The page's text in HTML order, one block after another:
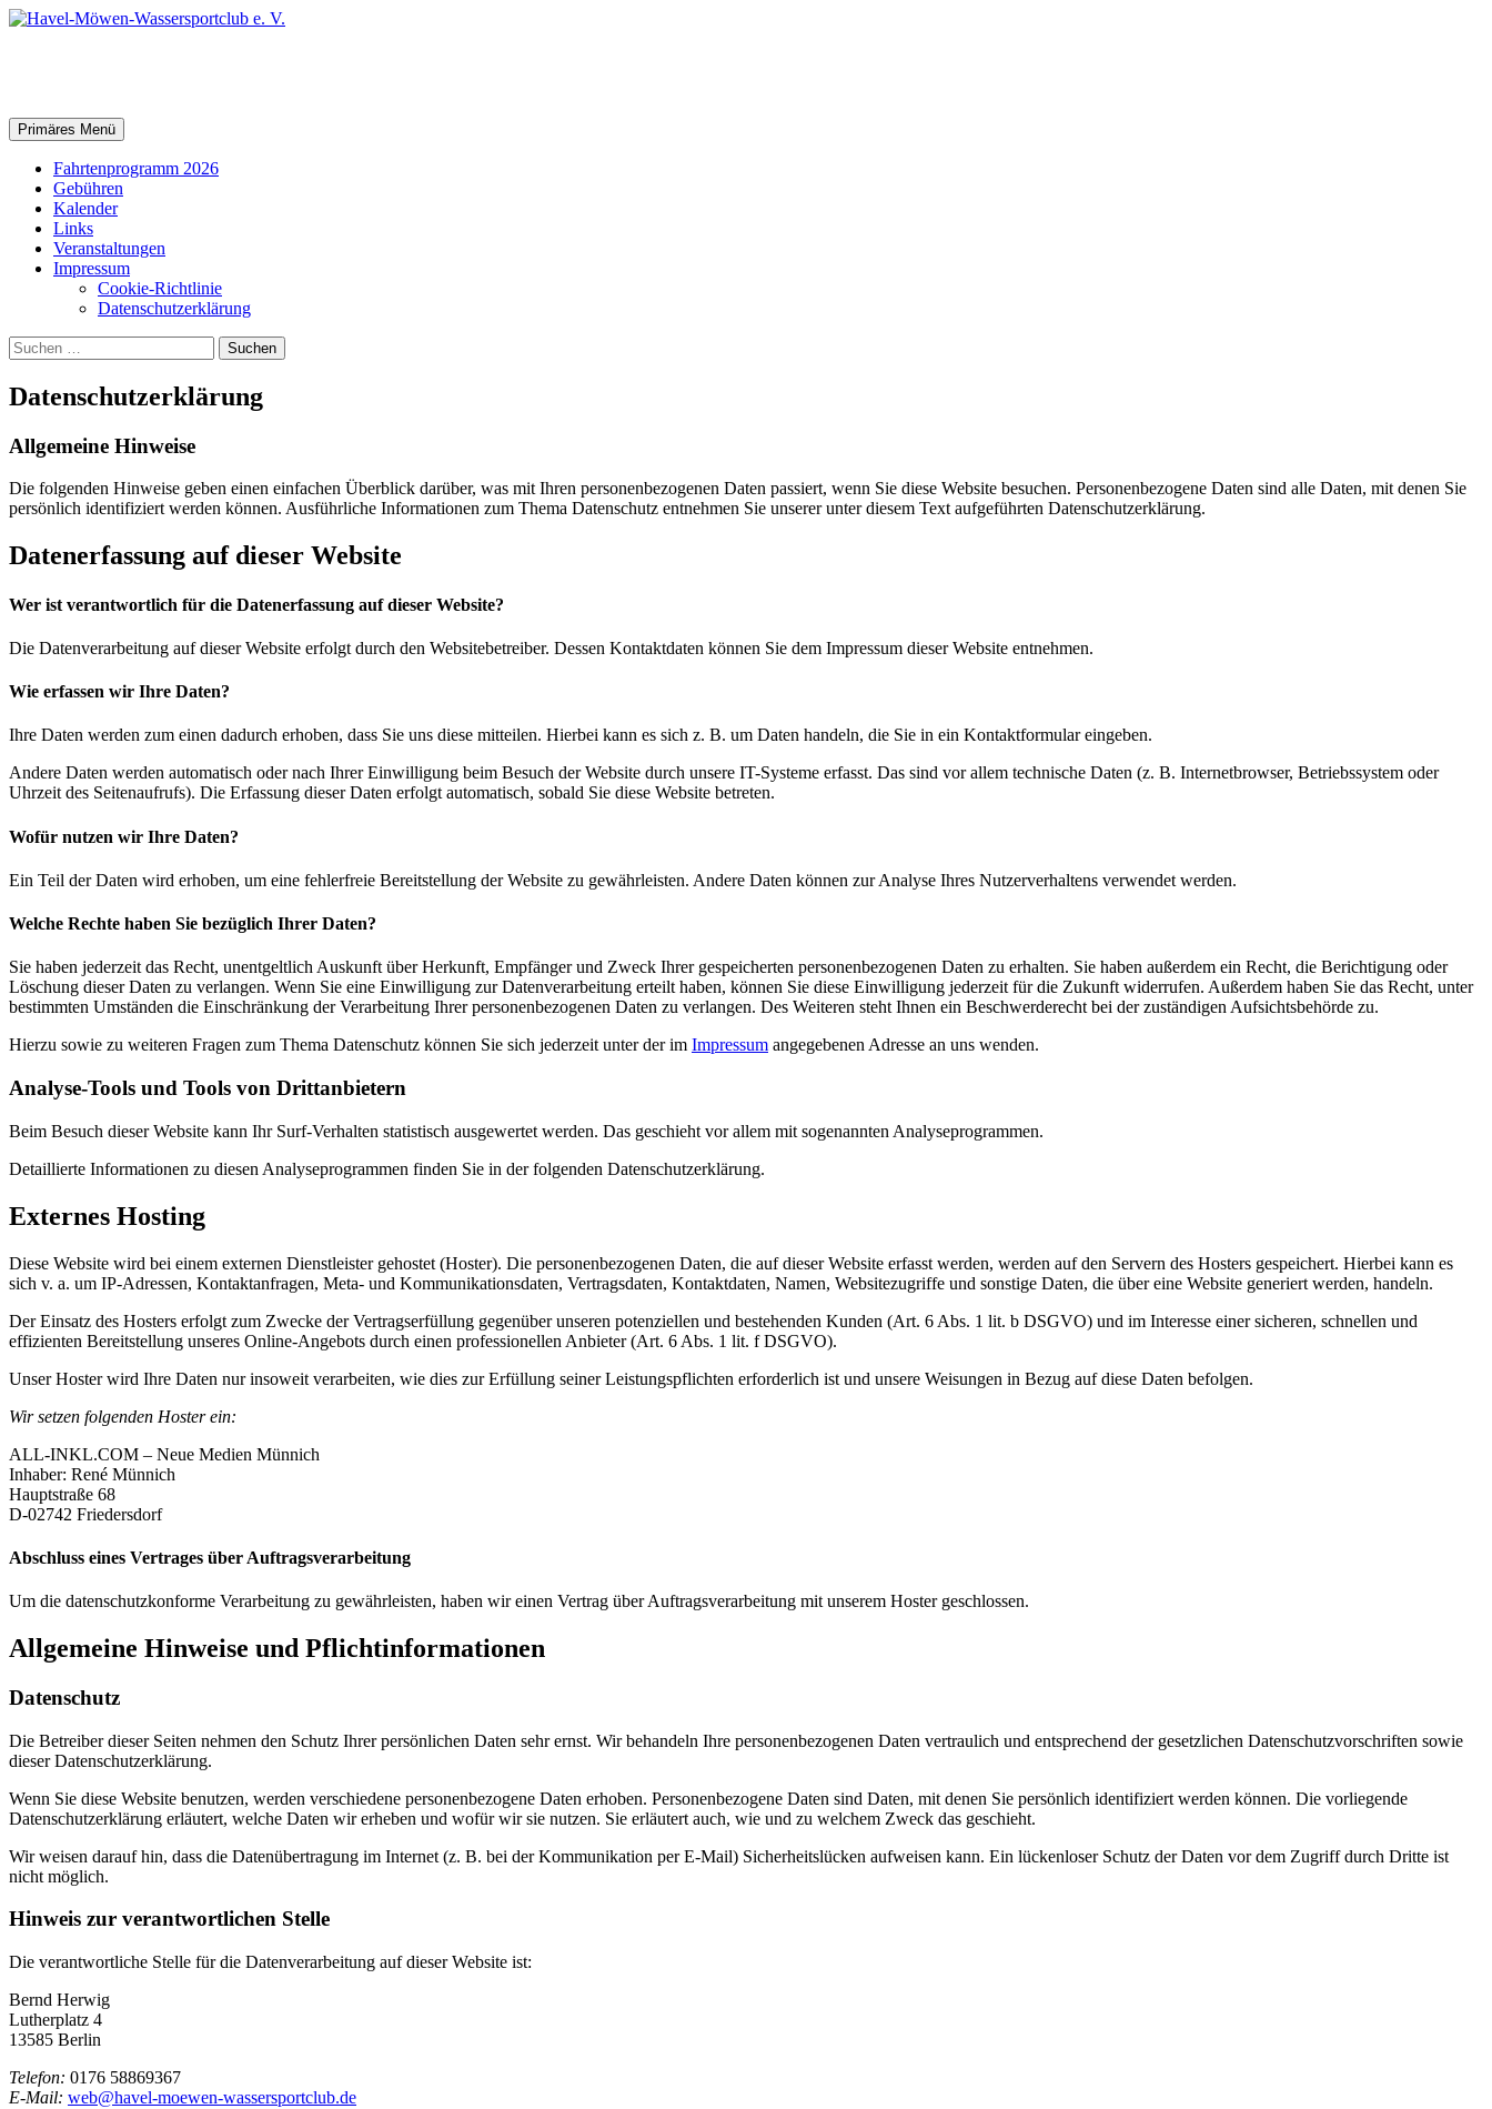
Zum
Suchen
Primäres Menü
Fahrtenprogramm 2026
Gebühren
Kalender
Links
Veranstaltungen
Impressum
Cookie-Richtlinie
Datenschutz­erklärung
Suchen
nach:
Datenschutz­erklärung
Allgemeine Hinweise
Die folgenden Hinweise geben einen einfachen Überblick darüber, was mit Ihren personenbezogenen Daten passiert, wenn Sie diese Website besuchen. Personenbezogene Daten sind alle Daten, mit denen Sie
persönlich identifiziert werden können. Ausführliche Informationen zum Thema Datenschutz entnehmen Sie unserer unter diesem Text aufgeführten Datenschutzerklärung.
Datenerfassung auf dieser Website
Wer ist verantwortlich für die Datenerfassung auf dieser Website?
Die Datenverarbeitung auf dieser Website erfolgt durch den Websitebetreiber. Dessen Kontaktdaten können Sie dem Impressum dieser Website entnehmen.
Wie erfassen wir Ihre Daten?
Ihre Daten werden zum einen dadurch erhoben, dass Sie uns diese mitteilen. Hierbei kann es sich z. B. um Daten handeln, die Sie in ein Kontaktformular eingeben.
Andere Daten werden automatisch oder nach Ihrer Einwilligung beim Besuch der Website durch unsere IT-Systeme erfasst. Das sind vor allem technische Daten (z. B. Internetbrowser, Betriebssystem oder
Uhrzeit des Seitenaufrufs). Die Erfassung dieser Daten erfolgt automatisch, sobald Sie diese Website betreten.
Wofür nutzen wir Ihre Daten?
Ein Teil der Daten wird erhoben, um eine fehlerfreie Bereitstellung der Website zu gewährleisten. Andere Daten können zur Analyse Ihres Nutzerverhaltens verwendet werden.
Welche Rechte haben Sie bezüglich Ihrer Daten?
Sie haben jederzeit das Recht, unentgeltlich Auskunft über Herkunft, Empfänger und Zweck Ihrer gespeicherten personenbezogenen Daten zu erhalten. Sie haben außerdem ein Recht, die Berichtigung oder
Löschung dieser Daten zu verlangen. Wenn Sie eine Einwilligung zur Datenverarbeitung erteilt haben, können Sie diese Einwilligung jederzeit für die Zukunft widerrufen. Außerdem haben Sie das Recht, unter
bestimmten Umständen die Einschränkung der Verarbeitung Ihrer personenbezogenen Daten zu verlangen. Des Weiteren steht Ihnen ein Beschwerderecht bei der zuständigen Aufsichtsbehörde zu.
Hierzu sowie zu weiteren Fragen zum Thema Datenschutz können Sie sich jederzeit unter der im Impressum angegebenen Adresse an uns wenden.
Analyse-Tools und Tools von Dritt­anbietern
Beim Besuch dieser Website kann Ihr Surf-Verhalten statistisch ausgewertet werden. Das geschieht vor allem mit sogenannten Analyseprogrammen.
Detaillierte Informationen zu diesen Analyseprogrammen finden Sie in der folgenden Datenschutzerklärung.
Externes Hosting
Diese Website wird bei einem externen Dienstleister gehostet (Hoster). Die personenbezogenen Daten, die auf dieser Website erfasst werden, werden auf den Servern des Hosters gespeichert. Hierbei kann es
sich v. a. um IP-Adressen, Kontaktanfragen, Meta- und Kommunikationsdaten, Vertragsdaten, Kontaktdaten, Namen, Websitezugriffe und sonstige Daten, die über eine Website generiert werden, handeln.
Der Einsatz des Hosters erfolgt zum Zwecke der Vertragserfüllung gegenüber unseren potenziellen und bestehenden Kunden (Art. 6 Abs. 1 lit. b DSGVO) und im Interesse einer sicheren, schnellen und
effizienten Bereitstellung unseres Online-Angebots durch einen professionellen Anbieter (Art. 6 Abs. 1 lit. f DSGVO).
Unser Hoster wird Ihre Daten nur insoweit verarbeiten, wie dies zur Erfüllung seiner Leistungspflichten erforderlich ist und unsere Weisungen in Bezug auf diese Daten befolgen.
Wir setzen folgenden Hoster ein:
ALL-INKL.COM – Neue Medien Münnich
Inhaber: René Münnich
Hauptstraße 68
D-02742 Friedersdorf
Abschluss eines Vertrages über Auftragsverarbeitung
Um die datenschutzkonforme Verarbeitung zu gewährleisten, haben wir einen Vertrag über Auftragsverarbeitung mit unserem Hoster geschlossen.
Allgemeine Hinweise und Pflicht­informationen
Datenschutz
Die Betreiber dieser Seiten nehmen den Schutz Ihrer persönlichen Daten sehr ernst. Wir behandeln Ihre personenbezogenen Daten vertraulich und entsprechend der gesetzlichen Datenschutzvorschriften sowie
dieser Datenschutzerklärung.
Wenn Sie diese Website benutzen, werden verschiedene personenbezogene Daten erhoben. Personenbezogene Daten sind Daten, mit denen Sie persönlich identifiziert werden können. Die vorliegende
Datenschutzerklärung erläutert, welche Daten wir erheben und wofür wir sie nutzen. Sie erläutert auch, wie und zu welchem Zweck das geschieht.
Wir weisen darauf hin, dass die Datenübertragung im Internet (z. B. bei der Kommunikation per E-Mail) Sicherheitslücken aufweisen kann. Ein lückenloser Schutz der Daten vor dem Zugriff durch Dritte ist
nicht möglich.
Hinweis zur verantwortlichen Stelle
Die verantwortliche Stelle für die Datenverarbeitung auf dieser Website ist:
Bernd Herwig
Lutherplatz 4
13585 Berlin
Telefon: 0176 58869367
E-Mail: web@havel-moewen-wassersportclub.de